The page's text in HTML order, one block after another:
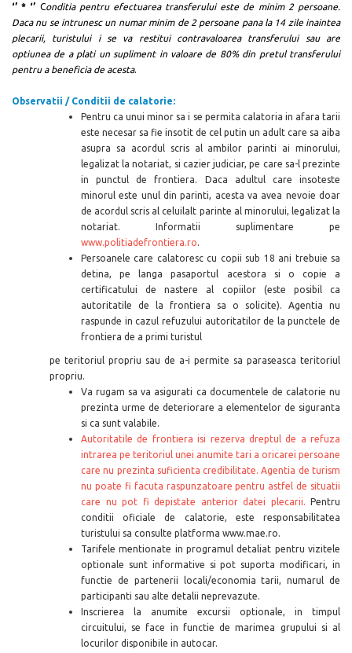
‘’ * ‘’ Conditia pentru efectuarea transferului este de minim 2 persoane.
Daca nu se intrunesc un numar minim de 2 persoane pana la 14 zile inaintea
plecarii, turistului i se va restitui contravaloarea transferului sau are
optiunea de a plati un supliment in valoare de 80% din pretul transferului
pentru a beneficia de acesta.
Observatii / Conditii de calatorie:
Pentru ca unui minor sa i se permita calatoria in afara tarii
este necesar sa fie insotit de cel putin un adult care sa aiba
asupra sa acordul scris al ambilor parinti ai minorului,
legalizat la notariat, si cazier judiciar, pe care sa-l prezinte
in punctul de
frontiera. Daca adultul care insoteste
minorul este unul din parinti, acesta va avea nevoie doar
de acordul scris al celuilalt parinte al minorului, legalizat la
notariat. Informatii suplimentare pe
www.politiadefrontiera.ro.
Persoanele care calatoresc cu copii sub 18 ani trebuie sa
detina, pe langa pasaportul acestora si o copie a
certificatului de nastere al copiilor (este posibil ca
autoritatile de la frontiera sa o solicite). Agentia nu
raspunde in cazul refuzului autoritatilor de la punctele de
frontiera de a primi turistul
pe teritoriul propriu sau de a-i permite sa paraseasca teritoriul
propriu.
Va rugam sa va asigurati ca documentele de calatorie nu
prezinta urme de deteriorare a elementelor de siguranta
si ca sunt valabile.
Autoritatile de frontiera isi rezerva dreptul de a refuza
intrarea pe teritoriul unei anumite tari a oricarei persoane
care nu prezinta suficienta credibilitate. Agentia de turism
nu poate fi facuta raspunzatoare pentru astfel de situatii
care nu pot fi depistate anterior datei plecarii. Pentru
conditii oficiale de calatorie, este responsabilitatea
turistului sa consulte platforma www.mae.ro.
Tarifele mentionate in programul detaliat pentru vizitele
optionale sunt informative si pot suporta modificari, in
functie de partenerii locali/economia tarii, numarul de
participanti sau alte detalii neprevazute.
Inscrierea la anumite excursii optionale, in timpul
circuitului, se face in functie de marimea grupului si al
locurilor disponibile in autocar.